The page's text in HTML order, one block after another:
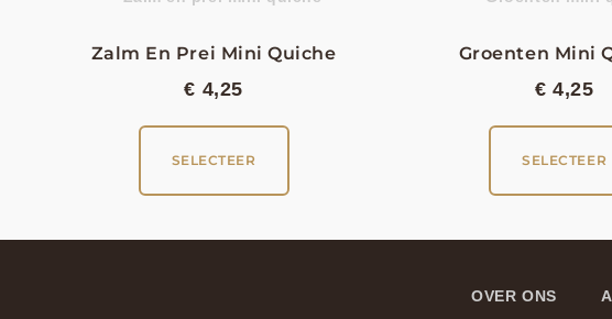
Zalm En Prei Mini Quiche
€ 4,25
SELECTEER
Groenten Mini
€ 4,25
SELECTEER
OVER ONS